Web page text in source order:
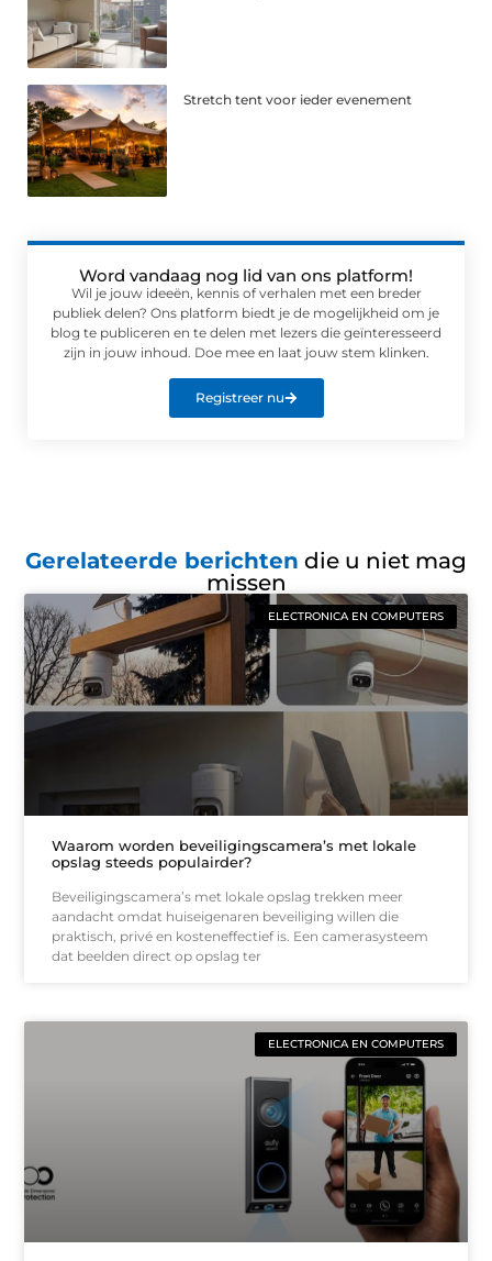
Stretch tent voor ieder evenement
Word vandaag nog lid van ons platform!
Wil je jouw ideeën, kennis of verhalen met een breder
publiek delen? Ons platform biedt je de mogelijkheid om je
blog te publiceren en te delen met lezers die geïnteresseerd
zijn in jouw inhoud. Doe mee en laat jouw stem klinken.
Registreer nu
Gerelateerde berichten die u niet mag
missen
ELECTRONICA EN COMPUTERS
Waarom worden beveiligingscamera’s met lokale
opslag steeds populairder?
Beveiligingscamera’s met lokale opslag trekken meer
aandacht omdat huiseigenaren beveiliging willen die
praktisch, privé en kosteneffectief is. Een camerasysteem
dat beelden direct op opslag ter
ELECTRONICA EN COMPUTERS